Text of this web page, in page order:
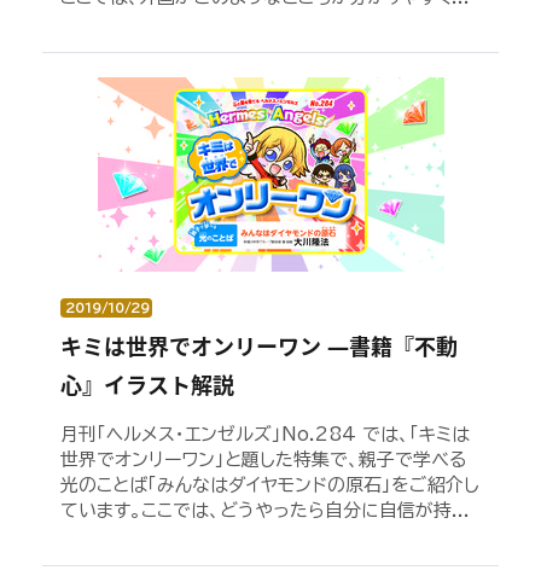
2019/10/29
キミは世界でオンリーワン ―書籍『不動
心』イラスト解説
月刊「ヘルメス・エンゼルズ」No.284 では、「キミは
世界でオンリーワン」と題した特集で、親子で学べる
光のことば「みんなはダイヤモンドの原石」をご紹介し
ています。ここでは、どうやったら自分に自信が持...